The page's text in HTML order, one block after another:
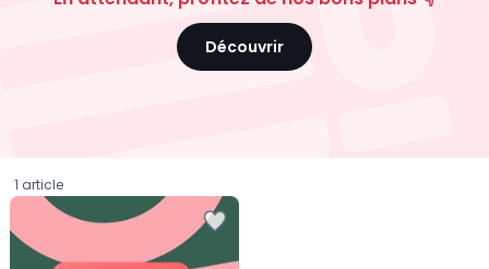
Découvrir
1 article